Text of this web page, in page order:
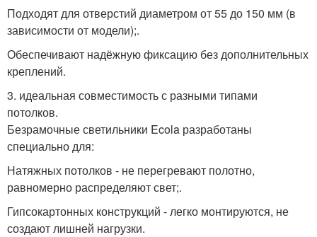
Подходят для отверстий диаметром от 55 до 150 мм (в
зависимости от модели);.
Обеспечивают надёжную фиксацию без дополнительных
креплений.
3. идеальная совместимость с разными типами
потолков.
Безрамочные светильники Ecola разработаны
специально для:
Натяжных потолков - не перегревают полотно,
равномерно распределяют свет;.
Гипсокартонных конструкций - легко монтируются, не
создают лишней нагрузки.